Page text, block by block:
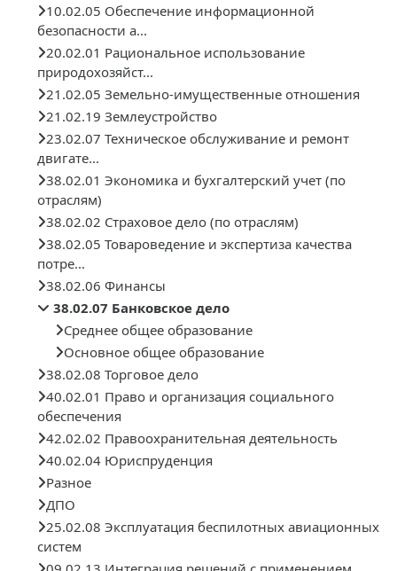
10.02.05 Обеспечение информационной
безопасности а...
20.02.01 Рациональное использование
природохозяйст...
21.02.05 Земельно-имущественные отношения
21.02.19 Землеустройство
23.02.07 Техническое обслуживание и ремонт
двигате...
38.02.01 Экономика и бухгалтерский учет (по
отраслям)
38.02.02 Страховое дело (по отраслям)
38.02.05 Товароведение и экспертиза качества
потре...
38.02.06 Финансы
38.02.07 Банковское дело
Среднее общее образование
Основное общее образование
38.02.08 Торговое дело
40.02.01 Право и организация социального
обеспечения
42.02.02 Правоохранительная деятельность
40.02.04 Юриспруденция
Разное
ДПО
25.02.08 Эксплуатация беспилотных авиационных
систем